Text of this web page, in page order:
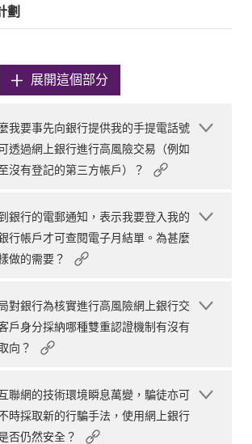
劃
展開這個部分
我要事先向銀行提供我的手提電話號
透過網上銀行進行高風險交易（例如
沒有登記的第三方帳戶）？
銀行的電郵通知，表示我要登入我的
行帳戶才可查閱電子月結單。為甚麼
做的需要？
對銀行為核實進行高風險網上銀行交
戶身分採納哪種雙重認證機制有沒有
向？
聯網的技術環境瞬息萬變，騙徒亦可
時採取新的行騙手法，使用網上銀行
否仍然安全？